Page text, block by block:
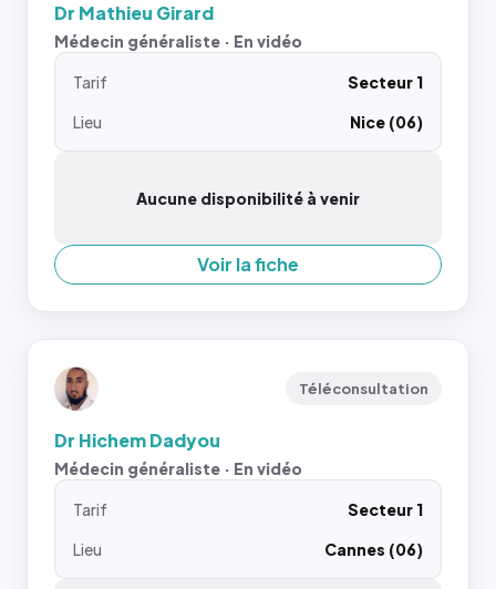
Dr Mathieu Girard
Médecin généraliste · En vidéo
Tarif
Secteur 1
Lieu
Nice (06)
Aucune disponibilité à venir
Voir la fiche
Téléconsultation
Dr Hichem Dadyou
Médecin généraliste · En vidéo
Tarif
Secteur 1
Lieu
Cannes (06)